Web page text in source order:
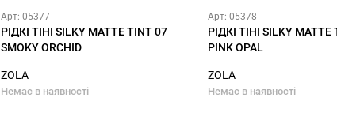
Арт: 05377
РІДКІ ТІНІ SILKY MATTE TINT 07
SMOKY ORCHID
ZOLA
Немає в наявності
Арт: 05378
РІДКІ ТІНІ SILKY MATTE
PINK OPAL
ZOLA
Немає в наявності